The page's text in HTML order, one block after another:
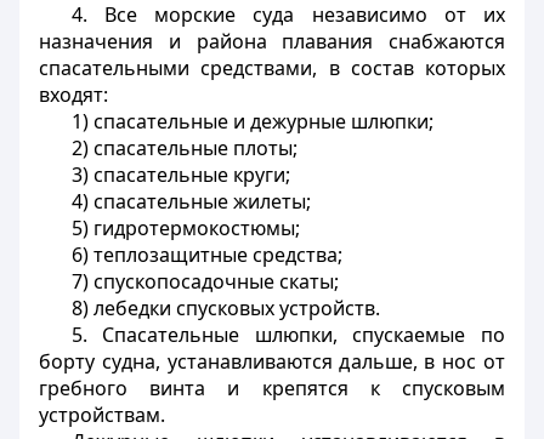
4. Все морские суда независимо от их
назначения и района плавания снабжаются
спасательными средствами, в состав которых
входят:
1) спасательные и дежурные шлюпки;
2) спасательные плоты;
3) спасательные круги;
4) спасательные жилеты;
5) гидротермокостюмы;
6) теплозащитные средства;
7) спускопосадочные скаты;
8) лебедки спусковых устройств.
5. Спасательные шлюпки, спускаемые по
борту судна, устанавливаются дальше, в нос от
гребного винта и крепятся к спусковым
устройствам.